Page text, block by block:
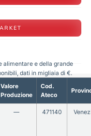
Valore
Produzione
Cod.
Ateco
— 471140
alimentare e della grande
dati in migliaia di €.